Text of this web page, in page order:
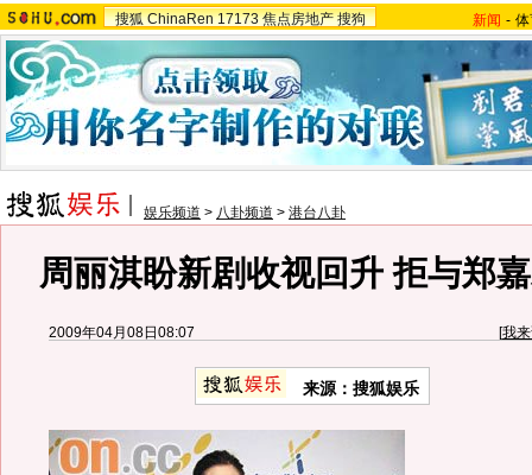
搜狐 ChinaRen 17173 焦点房地产 搜狗 新闻 -
娱乐频道 > 八卦频道 > 港台八卦
周丽淇盼新剧收视回升 拒与郑
2009年04月08日08:07 [我
来源：搜狐娱乐